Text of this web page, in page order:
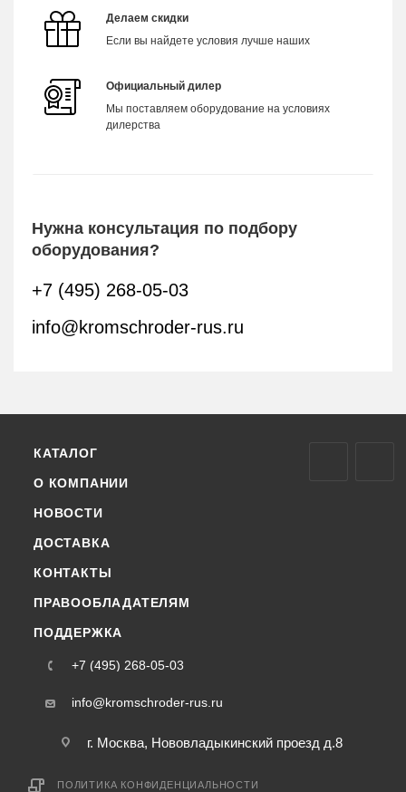
Делаем скидки
Если вы найдете условия лучше наших
Официальный дилер
Мы поставляем оборудование на условиях
дилерства
Нужна консультация по подбору
оборудования?
+7 (495) 268-05-03
info@kromschroder-rus.ru
КАТАЛОГ
О КОМПАНИИ
НОВОСТИ
ДОСТАВКА
КОНТАКТЫ
ПРАВООБЛАДАТЕЛЯМ
ПОДДЕРЖКА
+7 (495) 268-05-03
info@kromschroder-rus.ru
г. Москва, Нововладыкинский проезд д.8
ПОЛИТИКА КОНФИДЕНЦИАЛЬНОСТИ